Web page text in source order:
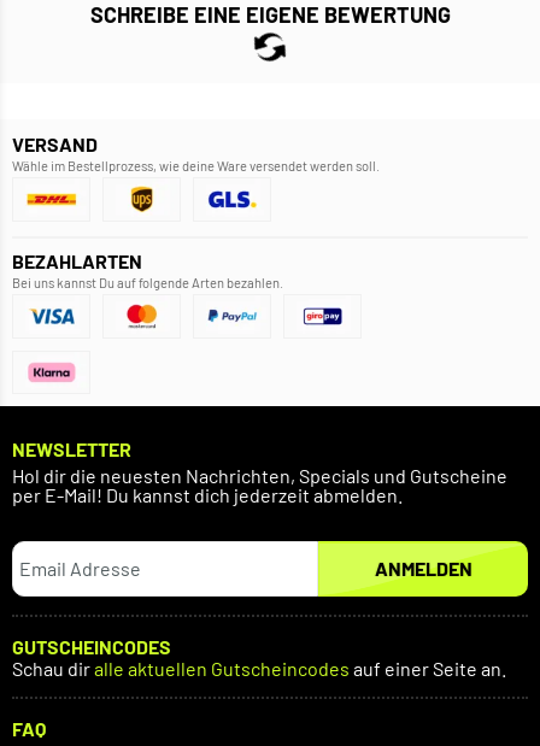
SCHREIBE EINE EIGENE BEWERTUNG
VERSAND
Wähle im Bestellprozess, wie deine Ware versendet werden soll.
BEZAHLARTEN
Bei uns kannst Du auf folgende Arten bezahlen.
NEWSLETTER
Hol dir die neuesten Nachrichten, Specials und Gutscheine
per E-Mail! Du kannst dich jederzeit abmelden.
ANMELDEN
GUTSCHEINCODES
Schau diralle aktuellen Gutscheincodes auf einer Seite an.
FAQ